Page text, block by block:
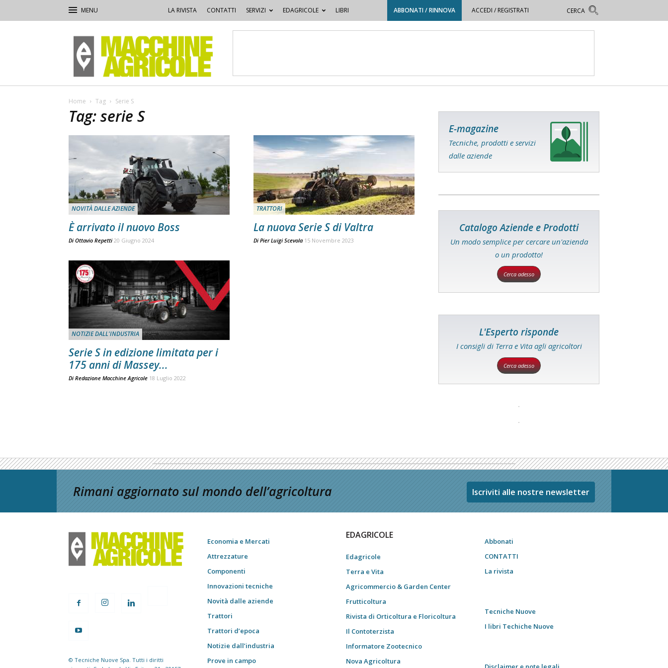
LA RIVISTA CONTATTI SERVIZI EDAGRICOLE LIBRI ABBONATI / RINNOVA ACCEDI / REGISTRATI
Macchine
Agricole
Home Tag Serie S
Tag: serie S
NOVITÀ DALLE AZIENDE
È arrivato il nuovo Boss
Di Ottavio Repetti 20 Giugno 2024
TRATTORI
La nuova Serie S di Valtra
Di Pier Luigi Scevola 15 Novembre 2023
NOTIZIE DALL'INDUSTRIA
Serie S in edizione limitata per i
175 anni di Massey...
Di Redazione Macchine Agricole 18 Luglio 2022
E-magazine
Tecniche, prodotti e servizi
dalle aziende
Catalogo Aziende e Prodotti
Un modo semplice per cercare un'azienda
o un prodotto!
Cerca adesso
L'Esperto risponde
I consigli di Terra e Vita agli agricoltori
Cerca adesso
Rimani aggiornato sul mondo dell’agricoltura Iscriviti alle nostre newsletter
© Tecniche Nuove Spa. Tutti i diritti
Economia e Mercati
Attrezzature
Componenti
Innovazioni tecniche
Novità dalle aziende
Trattori
Trattori d’epoca
Notizie dall’industria
Prove in campo
EDAGRICOLE
Edagricole
Terra e Vita
Agricommercio & Garden Center
Frutticoltura
Rivista di Orticoltura e Floricoltura
Il Contoterzista
Informatore Zootecnico
Nova Agricoltura
Abbonati
CONTATTI
La rivista
Tecniche Nuove
I libri Techiche Nuove